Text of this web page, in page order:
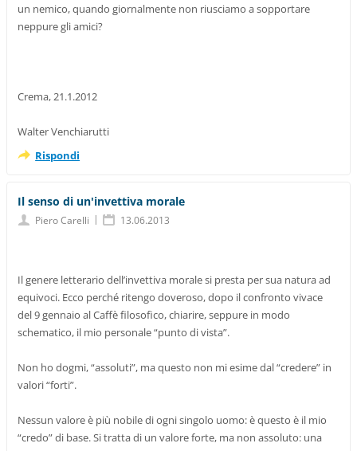
un nemico, quando giornalmente non riusciamo a sopportare
neppure gli amici?
Crema, 21.1.2012
Walter Venchiarutti
Rispondi
Il senso di un'invettiva morale
Piero Carelli | 13.06.2013
Il genere letterario dell’invettiva morale si presta per sua natura ad
equivoci. Ecco perché ritengo doveroso, dopo il confronto vivace
del 9 gennaio al Caffè filosofico, chiarire, seppure in modo
schematico, il mio personale “punto di vista”.
Non ho dogmi, “assoluti”, ma questo non mi esime dal “credere” in
valori “forti”.
Nessun valore è più nobile di ogni singolo uomo: è questo è il mio
“credo” di base. Si tratta di un valore forte, ma non assoluto: una